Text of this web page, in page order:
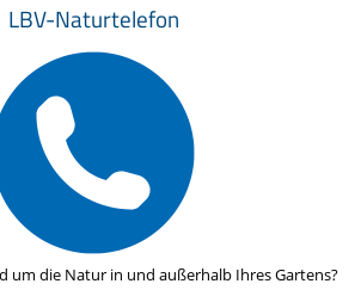
LBV-Naturtelefon
um die Natur in und außerhalb Ihres Gartens?